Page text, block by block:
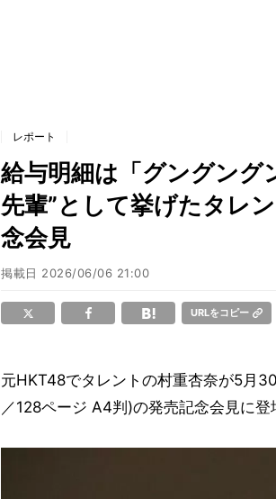
レポート
給与明細は「グングン
先輩”として挙げたタレ
念会見
掲載日 2026/06/06 21:00
URLをコピー
元HKT48でタレントの村重杏奈が5月
／128ページ A4判)の発売記念会見に